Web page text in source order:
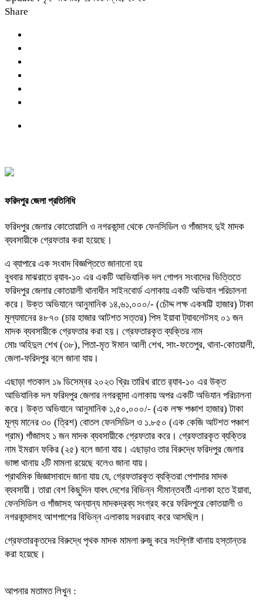
Share
ফরিদপুর জেলা প্রতিনিধি
ফরিদপুর জেলার কোতোয়ালি ও নগরকান্দা থেকে ফেনসিডিল ও গাঁজাসহ দুই মাদক
ব্যবসায়ীকে গ্রেফতার করা হয়েছে।
এ ব্যাপারে এক সংবাদ বিজ্ঞপ্তিতে জানানো হয়
বুধবার মাঝরাতে র‌্যাব-১০ এর একটি আভিযানিক দল গোপন সংবাদের ভিত্তিতে
ফরিদপুর জেলার কোতয়ালী থানাধীন সাইনবোর্ড এলাকায় একটি অভিযান পরিচালনা
করে। উক্ত অভিযানে আনুমানিক ১৪,৬১,০০০/- (চৌদ্দ লক্ষ একষট্টি হাজার) টাকা
মূল্যমানের ৪৮৭০ (চার হাজার আটশত সত্তর) পিস ইয়াবা ট্যাবলেটসহ ০১ জন
মাদক ব্যবসায়ীকে গ্রেফতার করা হয়। গ্রেফতারকৃত ব্যক্তির নাম
মোঃ অহিদুল শেখ (৩৮), পিতা-মৃত ঈমান আলী শেখ, সাং-ফতেপুর, থানা-কোতয়ালী,
জেলা-ফরিদপুর বলে জানা যায়।
এছাড়া গতকাল ১৯ ডিসেম্বর ২০২৩ খ্রিঃ তারিখ রাতে র‌্যাব-১০ এর উক্ত
আভিযানিক দল ফরিদপুর জেলার নগরকান্দা এলাকায় অপর একটি অভিযান পরিচালনা
করে। উক্ত অভিযানে আনুমানিক ১,৫০,০০০/- (এক লক্ষ পঞ্চাশ হাজার) টাকা
মূল্য মানের ৩০ (ত্রিশ) বোতল ফেনসিডিল ও ১.৮৫০ (এক কেজি আটশত পঞ্চাশ
গ্রাম) গাঁজাসহ ১ জন মাদক ব্যবসায়ীকে গ্রেফতার করে। গ্রেফতারকৃত ব্যক্তির
নাম ইমরান ফকির (২৫) বলে জানা যায়। এছাড়াও তার বিরুদ্ধে ফরিদপুর জেলার
ভাঙ্গা থানায় ২টি মামলা রয়েছে বলেও জানা যায়।
প্রাথমিক জিজ্ঞাসাবাদে জানা যায় যে, গ্রেফতারকৃত ব্যক্তিরা পেশাদার মাদক
ব্যবসায়ী। তারা বেশ কিছুদিন যাবৎ দেশের বিভিন্ন সীমান্তবর্তী এলাকা হতে ইয়াবা,
ফেনসিডিল ও গাঁজাসহ অন্যান্য মাদকদ্রব্য সংগ্রহ করে ফরিদপুরে কোতয়ালী ও
নগরকান্দাসহ আশপাশের বিভিন্ন এলাকায় সরবরাহ করে আসছিল।
গ্রেফতারকৃতদের বিরুদ্ধে পৃথক মাদক মামলা রুজু করে সংশ্লিষ্ট থানায় হস্তান্তর
করা হয়েছে।
আপনার মতামত লিখুন :